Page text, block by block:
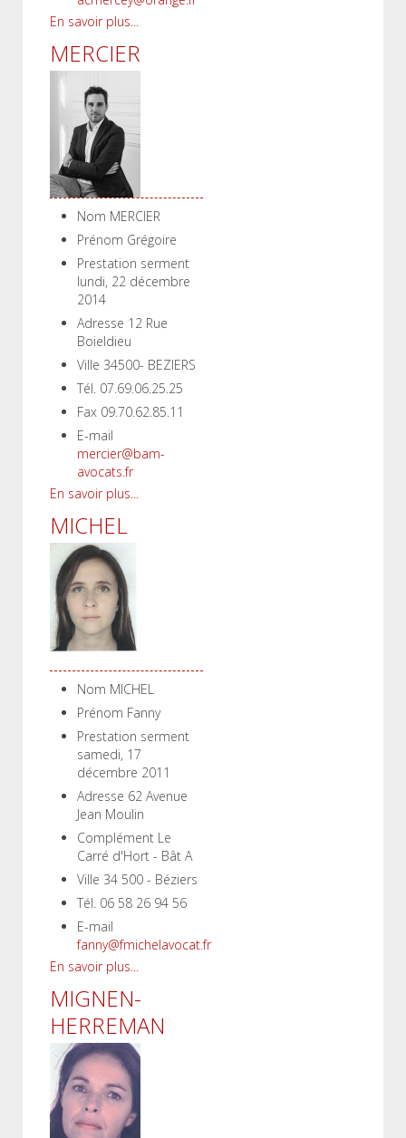
En savoir plus...
MERCIER
Nom MERCIER
Prénom Grégoire
Prestation serment
lundi, 22 décembre
2014
Adresse 12 Rue
Boieldieu
Ville 34500- BEZIERS
Tél. 07.69.06.25.25
Fax 09.70.62.85.11
E-mail
mercier@bam-
avocats.fr
En savoir plus...
MICHEL
Nom MICHEL
Prénom Fanny
Prestation serment
samedi, 17
décembre 2011
Adresse 62 Avenue
Jean Moulin
Complément Le
Carré d'Hort - Bât A
Ville 34 500 - Béziers
Tél. 06 58 26 94 56
E-mail
fanny@fmichelavocat.fr
En savoir plus...
MIGNEN-
HERREMAN